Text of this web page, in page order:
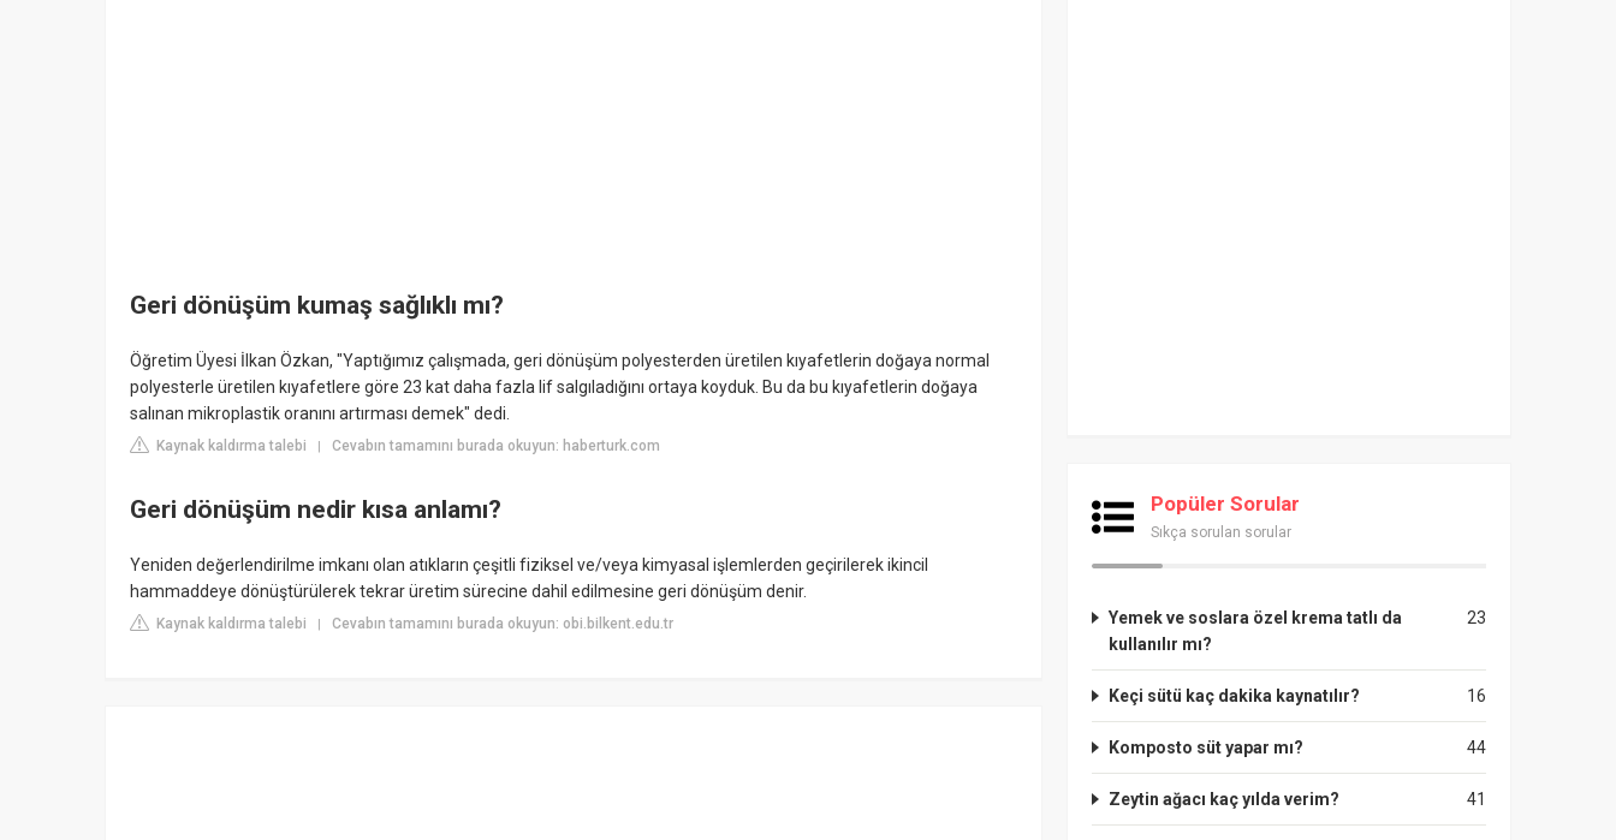
Geri dönüşüm kumaş sağlıklı mı?
Öğretim Üyesi İlkan Özkan, "Yaptığımız çalışmada, geri dönüşüm polyesterden üretilen kıyafetlerin doğaya normal
polyesterle üretilen kıyafetlere göre 23 kat daha fazla lif salgıladığını ortaya koyduk. Bu da bu kıyafetlerin doğaya
salınan mikroplastik oranını artırması demek" dedi.
Kaynak kaldırma talebi | Cevabın tamamını burada okuyun: haberturk.com
Geri dönüşüm nedir kısa anlamı?
Yeniden değerlendirilme imkanı olan atıkların çeşitli fiziksel ve/veya kimyasal işlemlerden geçirilerek ikincil
hammaddeye dönüştürülerek tekrar üretim sürecine dahil edilmesine geri dönüşüm denir.
Kaynak kaldırma talebi | Cevabın tamamını burada okuyun: obi.bilkent.edu.tr
Popüler Sorular
Sıkça sorulan sorular
23
Yemek ve soslara özel krema tatlı da
kullanılır mı?
16
Keçi sütü kaç dakika kaynatılır?
44
Komposto süt yapar mı?
41
Zeytin ağacı kaç yılda verim?